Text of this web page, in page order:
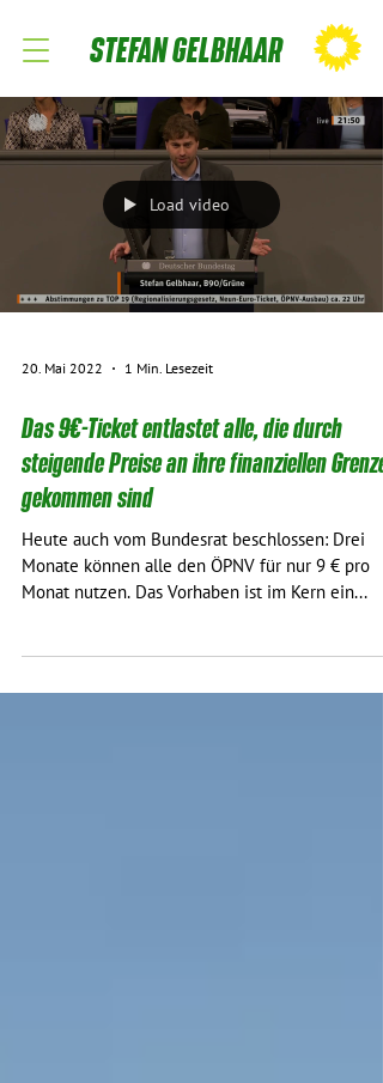
STEFAN GELBHAAR
Load video
20. Mai 2022 1 Min. Lesezeit
Das 9€-Ticket entlastet alle, die durch
steigende Preise an ihre finanziellen Grenzen
gekommen sind
Heute auch vom Bundesrat beschlossen: Drei
Monate können alle den ÖPNV für nur 9 € pro
Monat nutzen. Das Vorhaben ist im Kern ein...